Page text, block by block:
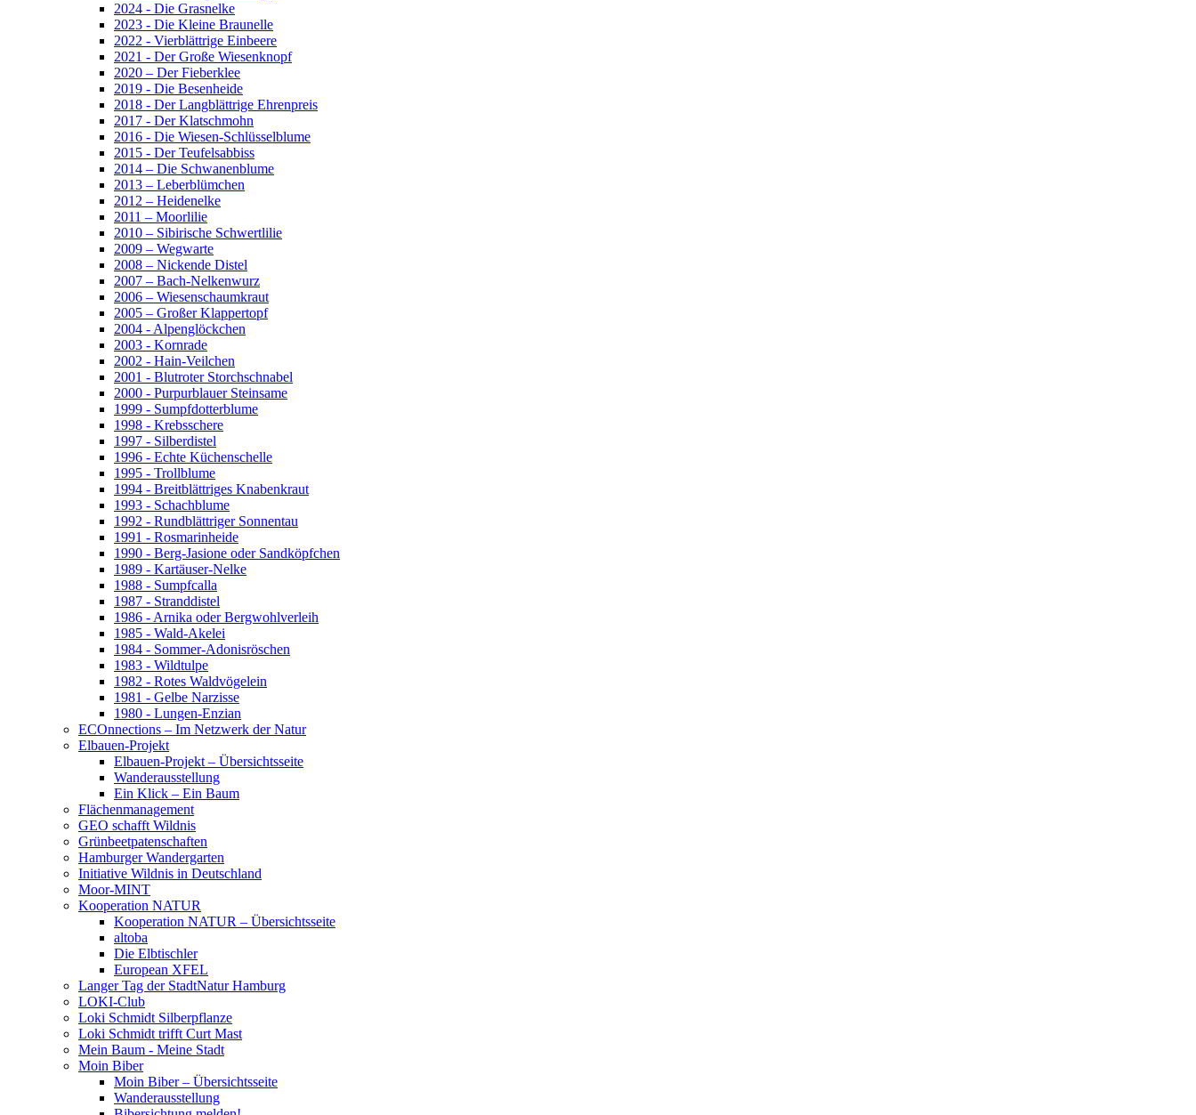
2024 - Die Grasnelke
2023 - Die Kleine Braunelle
2022 - Vierblättrige Einbeere
2021 - Der Große Wiesenknopf
2020 – Der Fieberklee
2019 - Die Besenheide
2018 - Der Langblättrige Ehrenpreis
2017 - Der Klatschmohn
2016 - Die Wiesen-Schlüsselblume
2015 - Der Teufelsabbiss
2014 – Die Schwanenblume
2013 – Leberblümchen
2012 – Heidenelke
2011 – Moorlilie
2010 – Sibirische Schwertlilie
2009 – Wegwarte
2008 – Nickende Distel
2007 – Bach-Nelkenwurz
2006 – Wiesenschaumkraut
2005 – Großer Klappertopf
2004 - Alpenglöckchen
2003 - Kornrade
2002 - Hain-Veilchen
2001 - Blutroter Storchschnabel
2000 - Purpurblauer Steinsame
1999 - Sumpfdotterblume
1998 - Krebsschere
1997 - Silberdistel
1996 - Echte Küchenschelle
1995 - Trollblume
1994 - Breitblättriges Knabenkraut
1993 - Schachblume
1992 - Rundblättriger Sonnentau
1991 - Rosmarinheide
1990 - Berg-Jasione oder Sandköpfchen
1989 - Kartäuser-Nelke
1988 - Sumpfcalla
1987 - Stranddistel
1986 - Arnika oder Bergwohlverleih
1985 - Wald-Akelei
1984 - Sommer-Adonisröschen
1983 - Wildtulpe
1982 - Rotes Waldvögelein
1981 - Gelbe Narzisse
1980 - Lungen-Enzian
ECOnnections – Im Netzwerk der Natur
Elbauen-Projekt
Elbauen-Projekt – Übersichtsseite
Wanderausstellung
Ein Klick – Ein Baum
Flächenmanagement
GEO schafft Wildnis
Grünbeetpatenschaften
Hamburger Wandergarten
Initiative Wildnis in Deutschland
Moor-MINT
Kooperation NATUR
Kooperation NATUR – Übersichtsseite
altoba
Die Elbtischler
European XFEL
Langer Tag der StadtNatur Hamburg
LOKI-Club
Loki Schmidt Silberpflanze
Loki Schmidt trifft Curt Mast
Mein Baum - Meine Stadt
Moin Biber
Moin Biber – Übersichtsseite
Wanderausstellung